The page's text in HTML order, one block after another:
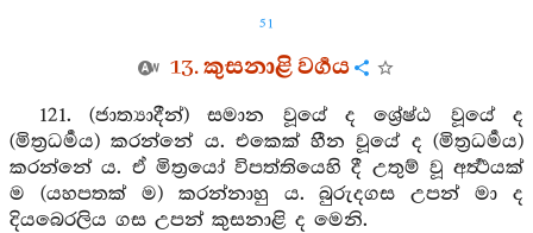
51
13. කුසනාළි වර්‍ගය
121. (ජාත්‍යාදීන්) සමාන වූයේ ද ශ්‍රේෂ්ඨ වූයේ ද
(මිත්‍රධර්‍මය) කරන්නේ ය. එකෙක් හීන වූයේ ද (මිත්‍රධර්‍මය)
කරන්නේ ය. ඒ මිත්‍රයෝ විපත්තියෙහි දී උතුම් වූ අර්‍ත්‍ථයක්
ම (යහපතක් ම) කරන්නාහු ය. බුරුදගස උපන් මා ද
දියබෙරලිය ගස උපන් කුසනාළි ද මෙනි.